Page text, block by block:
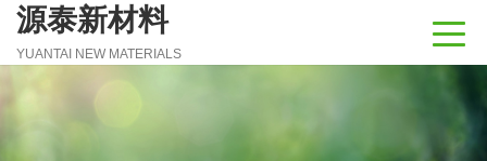
源泰新材料
YUANTAI NEW MATERIALS